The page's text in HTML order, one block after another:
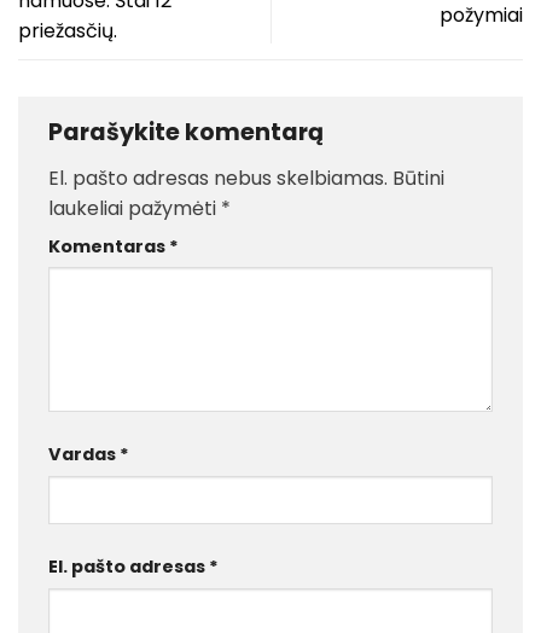
priežasčių.
požymiai
Parašykite komentarą
El. pašto adresas nebus skelbiamas. Būtini
laukeliai pažymėti *
Komentaras *
Vardas *
El. pašto adresas *